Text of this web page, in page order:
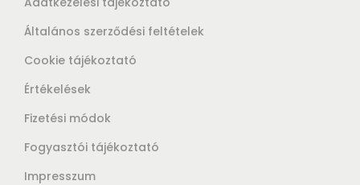
Általános szerződési feltételek
Cookie tájékoztató
Értékelések
Fizetési módok
Fogyasztói tájékoztató
Impresszum